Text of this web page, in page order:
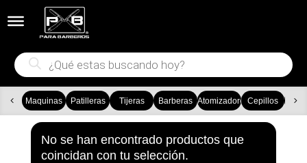
Búsqueda
de
productos
Maquinas Patilleras Tijeras Barberas AtomizadoresCepillos
No se han encontrado productos que
coincidan con tu selección.